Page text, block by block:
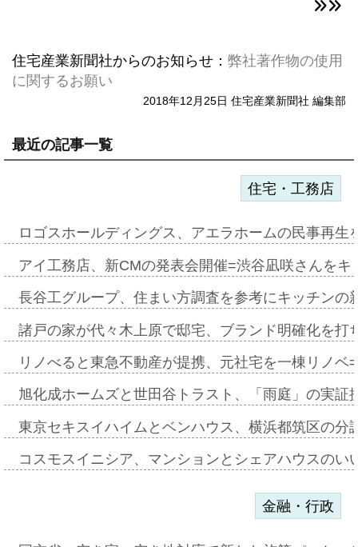
住宅産業新聞社からのお知らせ： 弊社著作物の使用
に関するお願い
2018年12月25日 住宅産業新聞社 編集部
最近の記事一覧
住宅・工務店
ロゴスホールディングス、アエラホームの民事再
アイ工務店、新CMの発表会開催=渋谷凪咲さんを
長谷工グループ、住まい方調査を参考にキッチン
諸戸の家が代々木上原で邸宅、ブランド明確化を
リノべると東急不動産が提携、元社宅を一棟リノ
旭化成ホームズと世田谷トラスト、「雨庭」の実
東京セキスイハイムとベンハウス、横浜都筑区の
コスモスイニシア、マンションとシェアハウスの
金融・行政